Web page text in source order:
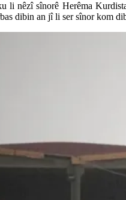
li nêzî sînorê Herêma
dibin an jî li ser sînor kom